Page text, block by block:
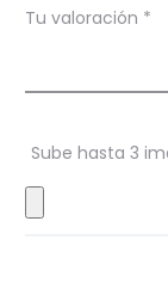
o
n
s
Tu valoración *
Sube hasta 3